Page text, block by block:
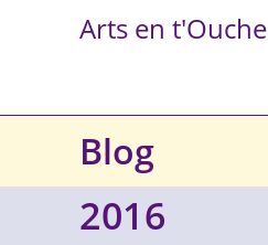
Arts en t'Ouche
Blog
2016